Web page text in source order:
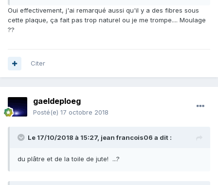
Oui effectivement, j'ai remarqué aussi qu'il y a des fibres sous
cette plaque, ça fait pas trop naturel ou je me trompe.... Moulage
??
Citer
gaeldeploeg
Posté(e) 17 octobre 2018
Le 17/10/2018 à 15:27, jean francois06 a dit :
du plâtre et de la toile de jute! ...?